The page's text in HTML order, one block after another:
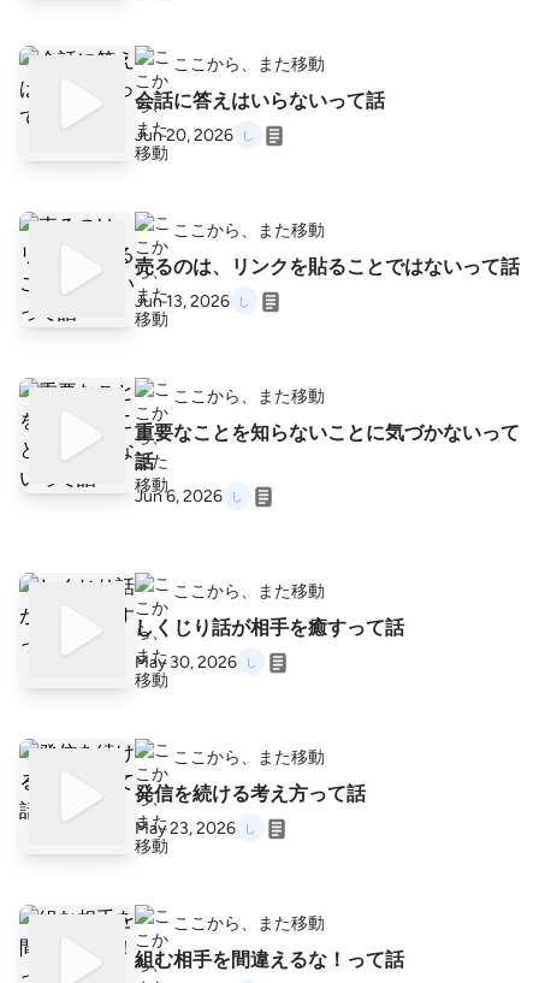
ここから、また移動
会話に答えはいらないって話
Jun 20, 2026
ここから、また移動
売るのは、リンクを貼ることではないって話
Jun 13, 2026
ここから、また移動
重要なことを知らないことに気づかないって
話
Jun 6, 2026
ここから、また移動
しくじり話が相手を癒すって話
May 30, 2026
ここから、また移動
発信を続ける考え方って話
May 23, 2026
ここから、また移動
組む相手を間違えるな！って話